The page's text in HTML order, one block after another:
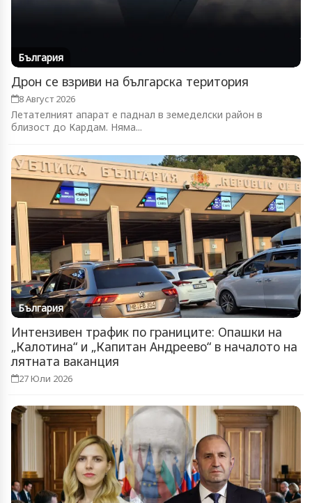
България
Дрон се взриви на българска територия
8 Август 2026
Летателният апарат е паднал в земеделски район в
близост до Кардам. Няма...
България
Интензивен трафик по границите: Опашки на
„Калотина“ и „Капитан Андреево“ в началото на
лятната ваканция
27 Юли 2026